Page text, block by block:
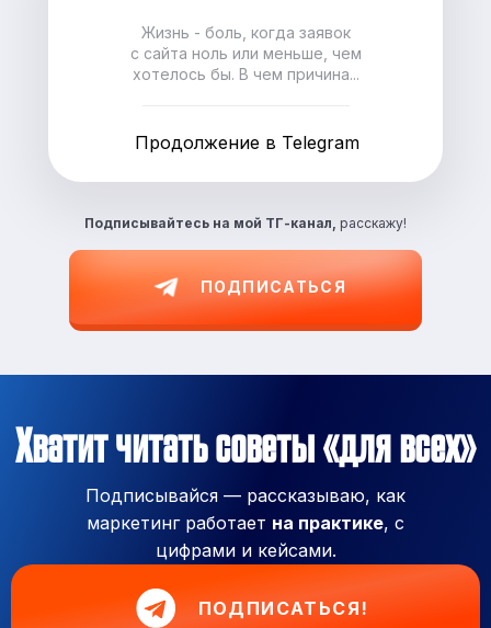
Подписывайтесь на мой ТГ-канал, расскажу!
ПОДПИСАТЬСЯ
Жизнь - боль, когда заявок
с сайта ноль или меньше, чем
хотелось бы. В чем причина...
Продолжение в Telegram
Хватит читать советы «для всех»
Подписывайся — рассказываю, как
маркетинг работает на практике, с
цифрами и кейсами.
ПОДПИСАТЬСЯ!